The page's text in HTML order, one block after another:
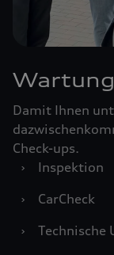
Wartung
Damit Ihnen
Check-ups.
›
Inspektion
›
CarCheck
›
Technische